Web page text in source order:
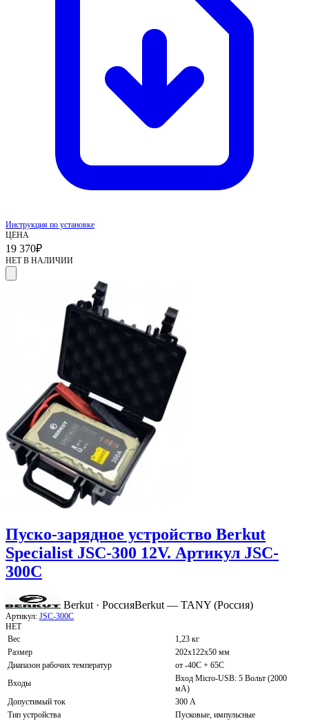
Инструкция по установке
ЦЕНА
19 370₽
НЕТ В НАЛИЧИИ
Пуско-зарядное устройство Berkut
Specialist JSC-300 12V. Артикул JSC-
300C
Berkut · РоссияBerkut — TANY (Россия)
Артикул: JSC-300C
НЕТ
Вес
1,23 кг
Размер
202x122x50 мм
Диапазон рабочих температур
от -40С + 65С
Входы
Вход Micro-USB: 5 Вольт (2000
мА)
Допустимый ток
300 А
Тип устройства
Пусковые, импульсные